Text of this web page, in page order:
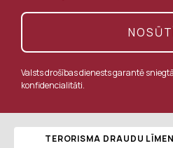
Valsts drošības dienests garantē
konfidencialitāti.
TERORISMA DRAUDU